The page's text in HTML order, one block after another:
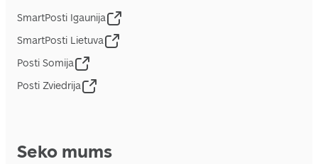
SmartPosti Igaunija
SmartPosti Lietuva
Posti Somija
Posti Zviedrija
Seko mums